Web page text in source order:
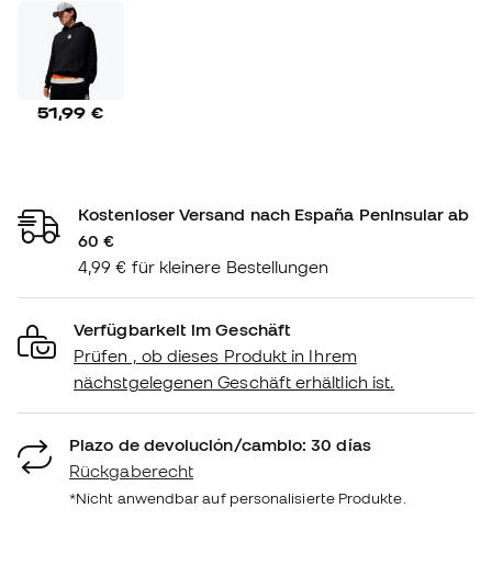
51,99 €
Kostenloser Versand nach España Peninsular ab
60 €
4,99 € für kleinere Bestellungen
Verfügbarkeit im Geschäft
Prüfen , ob dieses Produkt in Ihrem
nächstgelegenen Geschäft erhältlich ist.
Plazo de devolución/cambio: 30 días
Rückgaberecht
*Nicht anwendbar auf personalisierte Produkte.